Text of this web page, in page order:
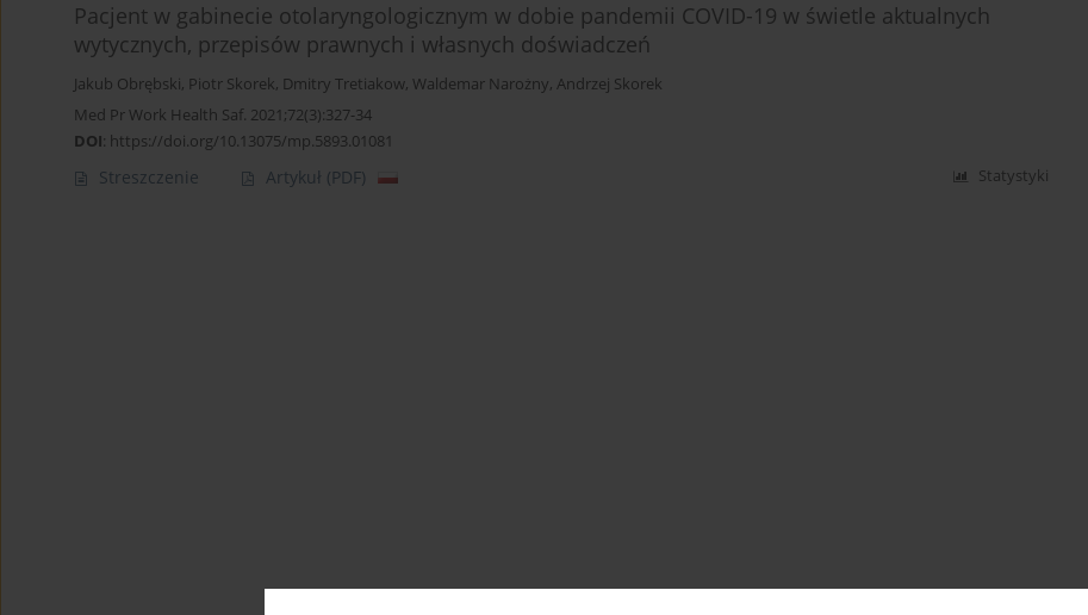
Pacjent w gabinecie otolaryngologicznym w dobie pandemii COVID-19 w świetle aktualnych
wytycznych, przepisów prawnych i własnych doświadczeń
Jakub Obrębski, Piotr Skorek, Dmitry Tretiakow, Waldemar Narożny, Andrzej Skorek
Med Pr Work Health Saf. 2021;72(3):327-34
DOI: https://doi.org/10.13075/mp.5893.01081
Streszczenie Artykuł (PDF) Statystyki